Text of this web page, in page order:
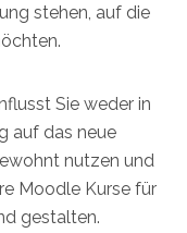
stehen, auf die
Sie weder in
auf das neue
nutzen und
Moodle Kurse für
gestalten.